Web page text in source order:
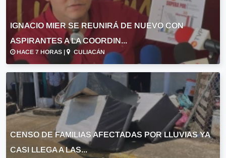
IGNACIO MIER SE REUNIRÁ DE NUEVO CON
ASPIRANTES A LA COORDIN...
HACE 7 HORAS | CULIACÁN
CENSO DE FAMILIAS AFECTADAS POR LLUVIAS YA
CASI LLEGA A LAS...